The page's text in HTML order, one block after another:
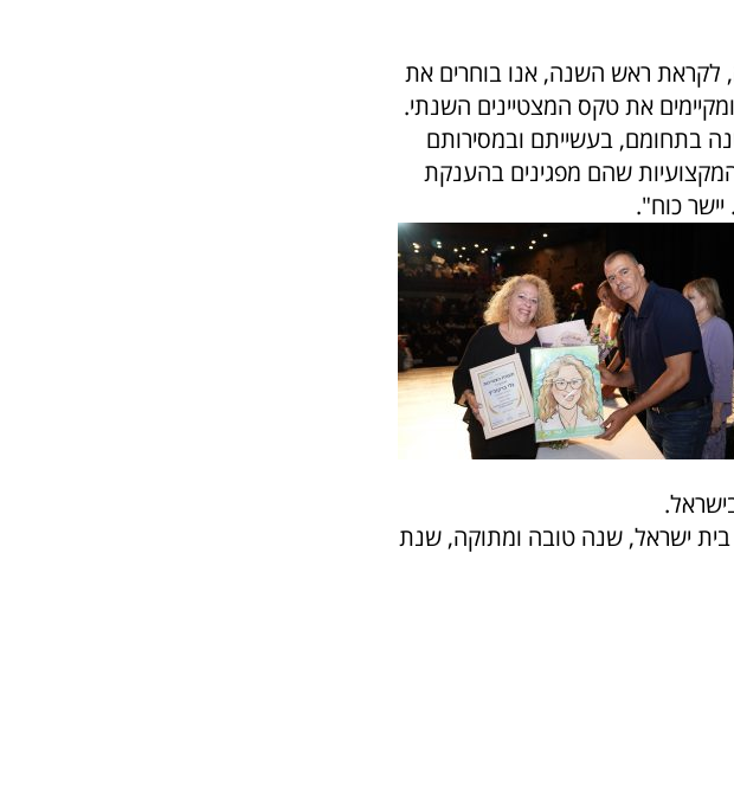
לקראת ראש השנה, אנו בוחרים את
את טקס המצטיינים השנתי.
בתחומם, בעשייתם ובמסירותם
שהם מפגינים בהענקת
כוח".
בית ישראל, שנה טובה ומתוקה, שנת